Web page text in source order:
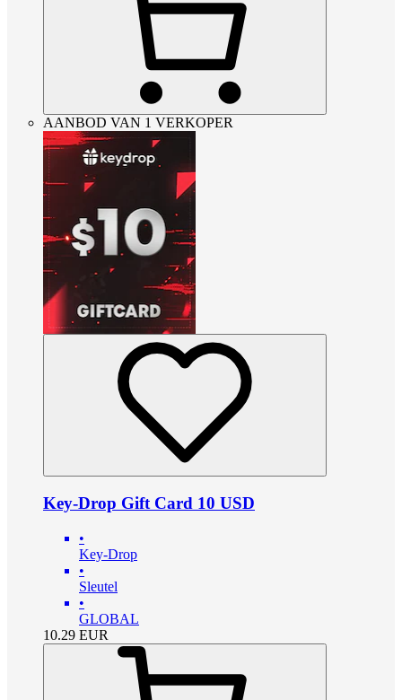
AANBOD VAN 1 VERKOPER
Key-Drop Gift Card 10 USD
•
Key-Drop
•
Sleutel
•
GLOBAL
10.29 EUR